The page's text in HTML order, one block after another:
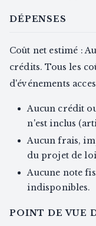
DÉPENSES
Coût net estimé :
crédits. Tous les
d'événements
Aucun crédit
n'est inclus
Aucun frais,
du projet de
Aucune note
indisponibles.
POINT DE VUE